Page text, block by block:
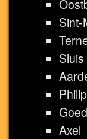
Sluis
Axel